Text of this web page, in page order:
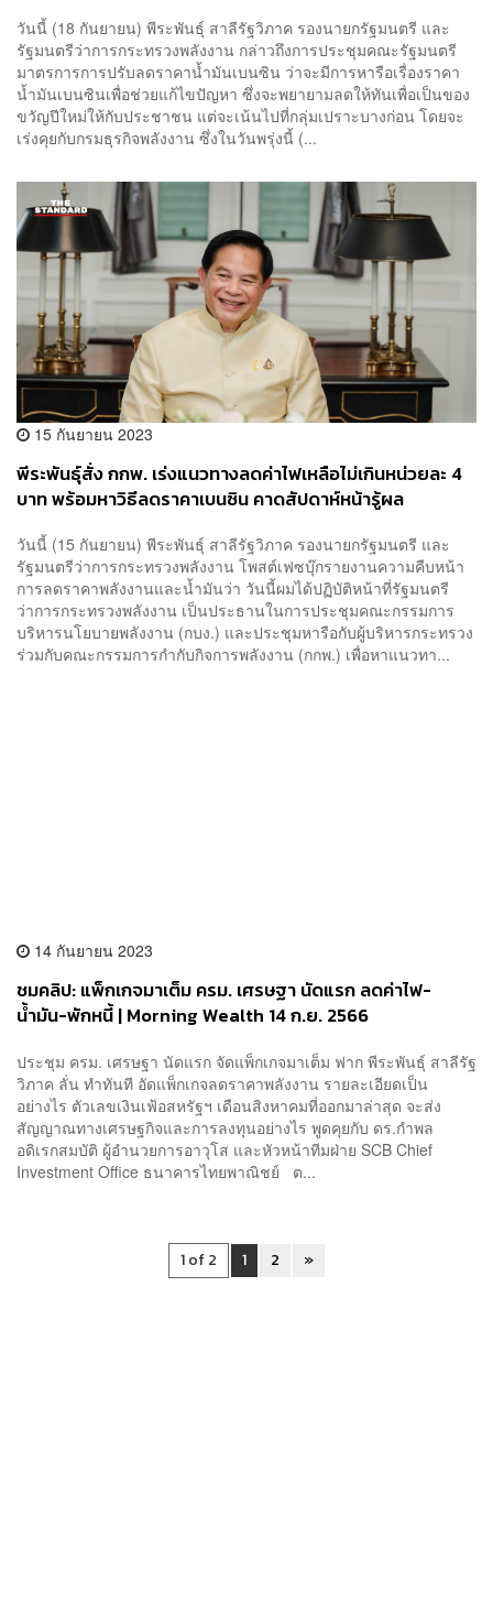
วันนี้ (18 กันยายน) พีระพันธุ์ สาลีรัฐวิภาค รองนายกรัฐมนตรี และ
รัฐมนตรีว่าการกระทรวงพลังงาน กล่าวถึงการประชุมคณะรัฐมนตรี
มาตรการการปรับลดราคาน้ำมันเบนซิน ว่าจะมีการหารือเรื่องราคา
น้ำมันเบนซินเพื่อช่วยแก้ไขปัญหา ซึ่งจะพยายามลดให้ทันเพื่อเป็นของ
ขวัญปีใหม่ให้กับประชาชน แต่จะเน้นไปที่กลุ่มเปราะบางก่อน โดยจะ
เร่งคุยกับกรมธุรกิจพลังงาน ซึ่งในวันพรุ่งนี้ (...
15 กันยายน 2023
พีระพันธุ์สั่ง กกพ. เร่งแนวทางลดค่าไฟเหลือไม่เกินหน่วยละ 4
บาท พร้อมหาวิธีลดราคาเบนซิน คาดสัปดาห์หน้ารู้ผล
วันนี้ (15 กันยายน) พีระพันธุ์ สาลีรัฐวิภาค รองนายกรัฐมนตรี และ
รัฐมนตรีว่าการกระทรวงพลังงาน โพสต์เฟซบุ๊กรายงานความคืบหน้า
การลดราคาพลังงานและน้ำมันว่า วันนี้ผมได้ปฏิบัติหน้าที่รัฐมนตรี
ว่าการกระทรวงพลังงาน เป็นประธานในการประชุมคณะกรรมการ
บริหารนโยบายพลังงาน (กบง.) และประชุมหารือกับผู้บริหารกระทรวง
ร่วมกับคณะกรรมการกำกับกิจการพลังงาน (กกพ.) เพื่อหาแนวทา...
14 กันยายน 2023
ชมคลิป: แพ็กเกจมาเต็ม ครม. เศรษฐา นัดแรก ลดค่าไฟ-
น้ำมัน-พักหนี้ | Morning Wealth 14 ก.ย. 2566
ประชุม ครม. เศรษฐา นัดแรก จัดแพ็กเกจมาเต็ม ฟาก พีระพันธุ์ สาลีรัฐ
วิภาค ลั่น ทำทันที อัดแพ็กเกจลดราคาพลังงาน รายละเอียดเป็น
อย่างไร ตัวเลขเงินเฟ้อสหรัฐฯ เดือนสิงหาคมที่ออกมาล่าสุด จะส่ง
สัญญาณทางเศรษฐกิจและการลงทุนอย่างไร พูดคุยกับ ดร.กำพล
อดิเรกสมบัติ ผู้อำนวยการอาวุโส และหัวหน้าทีมฝ่าย SCB Chief
Investment Office ธนาคารไทยพาณิชย์ ต...
1 of 2 1 2 »